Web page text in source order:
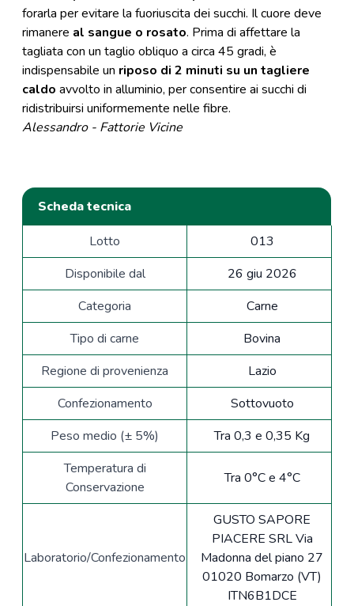
forarla per evitare la fuoriuscita dei succhi. Il cuore deve
rimanere al sangue o rosato. Prima di affettare la
tagliata con un taglio obliquo a circa 45 gradi, è
indispensabile un riposo di 2 minuti su un tagliere
caldo avvolto in alluminio, per consentire ai succhi di
ridistribuirsi uniformemente nelle fibre.
Alessandro - Fattorie Vicine
Scheda tecnica
Lotto
013
Disponibile dal
26 giu 2026
Categoria
Carne
Tipo di carne
Bovina
Regione di provenienza
Lazio
Confezionamento
Sottovuoto
Peso medio (± 5%)
Tra 0,3 e 0,35 Kg
Temperatura di
Conservazione
Tra 0°C e 4°C
Laboratorio/Confezionamento
GUSTO SAPORE
PIACERE SRL Via
Madonna del piano 27
01020 Bomarzo (VT)
ITN6B1DCE